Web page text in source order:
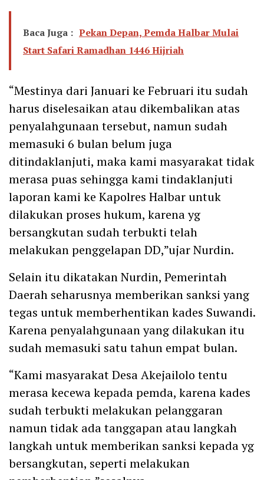
Baca Juga : Pekan Depan, Pemda Halbar Mulai
Start Safari Ramadhan 1446 Hijriah
“Mestinya dari Januari ke Februari itu sudah
harus diselesaikan atau dikembalikan atas
penyalahgunaan tersebut, namun sudah
memasuki 6 bulan belum juga
ditindaklanjuti, maka kami masyarakat tidak
merasa puas sehingga kami tindaklanjuti
laporan kami ke Kapolres Halbar untuk
dilakukan proses hukum, karena yg
bersangkutan sudah terbukti telah
melakukan penggelapan DD,”ujar Nurdin.
Selain itu dikatakan Nurdin, Pemerintah
Daerah seharusnya memberikan sanksi yang
tegas untuk memberhentikan kades Suwandi.
Karena penyalahgunaan yang dilakukan itu
sudah memasuki satu tahun empat bulan.
“Kami masyarakat Desa Akejailolo tentu
merasa kecewa kepada pemda, karena kades
sudah terbukti melakukan pelanggaran
namun tidak ada tanggapan atau langkah
langkah untuk memberikan sanksi kepada yg
bersangkutan, seperti melakukan